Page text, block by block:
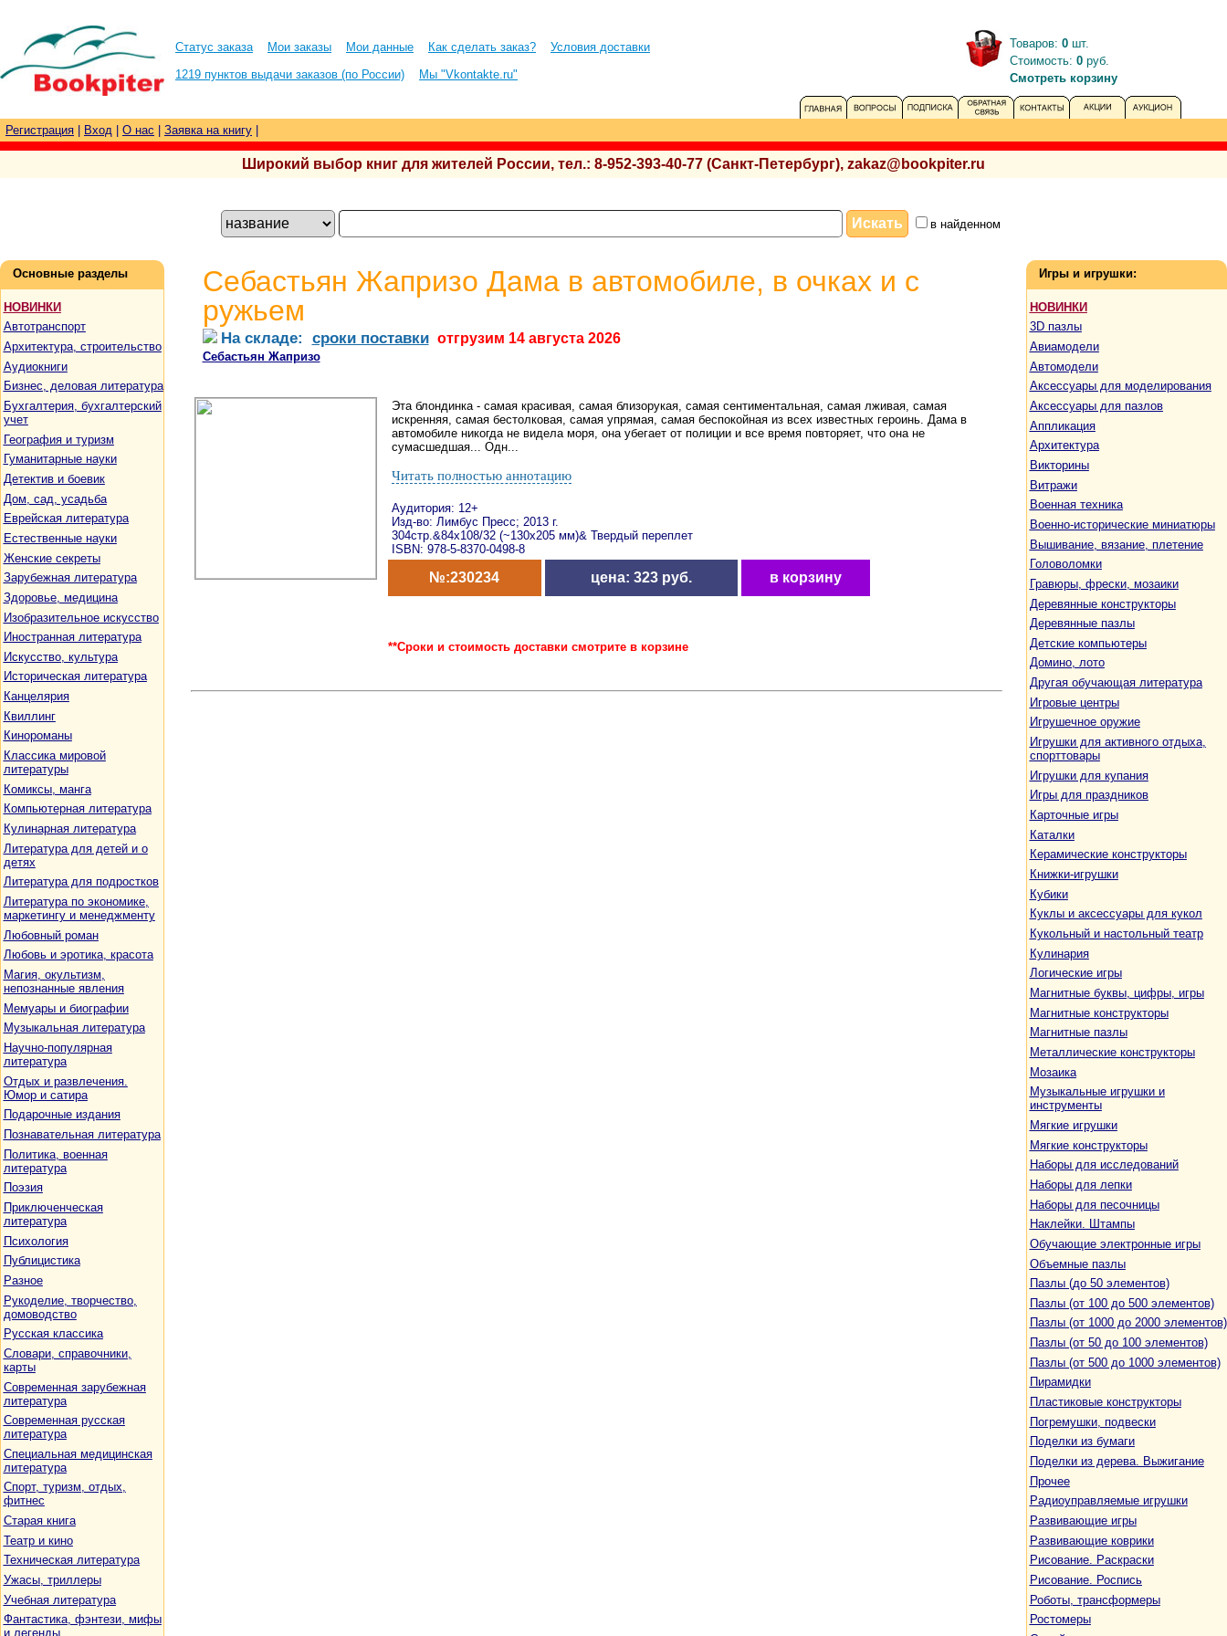
Статус заказа Мои заказы Мои данные Как сделать заказ?
Условия доставки
1219 пунктов выдачи заказов (по России)
Мы "Vkontakte.ru"
Товаров: 0 шт.
Стоимость: 0 руб.
Смотреть корзину
Регистрация Вход О нас Заявка на книгу
Широкий выбор книг для жителей России, тел.: 8-952-393-40-77 (Санкт-Петербург), zakaz@bookpiter.ru
в найденном
Основные разделы
НОВИНКИ
Автотранспорт
Архитектура, строительство
Аудиокниги
Бизнес, деловая литература
Бухгалтерия, бухгалтерский
учет
География и туризм
Гуманитарные науки
Детектив и боевик
Дом, сад, усадьба
Еврейская литература
Естественные науки
Женские секреты
Зарубежная литература
Здоровье, медицина
Изобразительное искусство
Иностранная литература
Искусство, культура
Историческая литература
Канцелярия
Квиллинг
Кинороманы
Классика мировой
литературы
Комиксы, манга
Компьютерная литература
Кулинарная литература
Литература для детей и о
детях
Литература для подростков
Литература по экономике,
маркетингу и менеджменту
Любовный роман
Любовь и эротика, красота
Магия, окультизм,
непознанные явления
Мемуары и биографии
Музыкальная литература
Научно-популярная
литература
Отдых и развлечения.
Юмор и сатира
Подарочные издания
Познавательная литература
Политика, военная
литература
Поэзия
Приключенческая
литература
Психология
Публицистика
Разное
Рукоделие, творчество,
домоводство
Русская классика
Словари, справочники,
карты
Современная зарубежная
литература
Современная русская
литература
Специальная медицинская
литература
Спорт, туризм, отдых,
фитнес
Старая книга
Театр и кино
Техническая литература
Ужасы, триллеры
Учебная литература
Фантастика, фэнтези, мифы
и легенды
Себастьян Жапризо Дама в автомобиле, в очках и с
ружьем
На складе: сроки поставки отгрузим 14 августа 2026
Себастьян Жапризо
Эта блондинка - самая красивая, самая близорукая, самая сентиментальная, самая лживая, самая
искренняя, самая бестолковая, самая упрямая, самая беспокойная из всех известных героинь. Дама в
автомобиле никогда не видела моря, она убегает от полиции и все время повторяет, что она не
сумасшедшая... Одн...
Читать полностью аннотацию
Аудитория: 12+
Изд-во: Лимбус Пресс; 2013 г.
304стр.&84x108/32 (~130х205 мм)& Твердый переплет
ISBN: 978-5-8370-0498-8
№:230234 цена: 323 руб. в корзину
**Сроки и стоимость доставки смотрите в корзине
Игры и игрушки:
НОВИНКИ
3D пазлы
Авиамодели
Автомодели
Аксессуары для моделирования
Аксессуары для пазлов
Аппликация
Архитектура
Викторины
Витражи
Военная техника
Военно-исторические миниатюры
Вышивание, вязание, плетение
Головоломки
Гравюры, фрески, мозаики
Деревянные конструкторы
Деревянные пазлы
Детские компьютеры
Домино, лото
Другая обучающая литература
Игровые центры
Игрушечное оружие
Игрушки для активного отдыха,
спорттовары
Игрушки для купания
Игры для праздников
Карточные игры
Каталки
Керамические конструкторы
Книжки-игрушки
Кубики
Куклы и аксессуары для кукол
Кукольный и настольный театр
Кулинария
Логические игры
Магнитные буквы, цифры, игры
Магнитные конструкторы
Магнитные пазлы
Металлические конструкторы
Мозаика
Музыкальные игрушки и
инструменты
Мягкие игрушки
Мягкие конструкторы
Наборы для исследований
Наборы для лепки
Наборы для песочницы
Наклейки. Штампы
Обучающие электронные игры
Объемные пазлы
Пазлы (до 50 элементов)
Пазлы (от 100 до 500 элементов)
Пазлы (от 1000 до 2000 элементов)
Пазлы (от 50 до 100 элементов)
Пазлы (от 500 до 1000 элементов)
Пирамидки
Пластиковые конструкторы
Погремушки, подвески
Поделки из бумаги
Поделки из дерева. Выжигание
Прочее
Радиоуправляемые игрушки
Развивающие игры
Развивающие коврики
Рисование. Раскраски
Рисование. Роспись
Роботы, трансформеры
Ростомеры